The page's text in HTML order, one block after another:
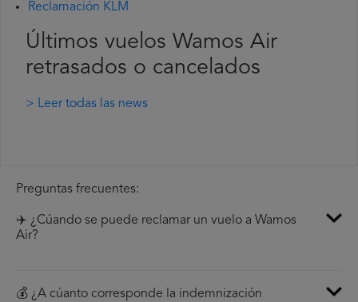
Reclamación KLM
Últimos vuelos Wamos Air
retrasados o cancelados
> Leer todas las news
Preguntas frecuentes:
✈️ ¿Cúando se puede reclamar un vuelo a Wamos
Air?
💰 ¿A cúanto corresponde la indemnización